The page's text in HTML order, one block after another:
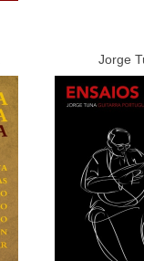
Jorge